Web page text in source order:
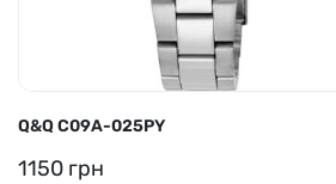
Q&Q C09A-025PY
1150 грн